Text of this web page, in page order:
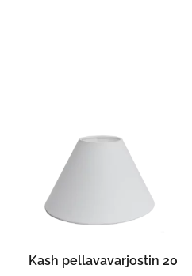
Kash pellavavarjostin 20